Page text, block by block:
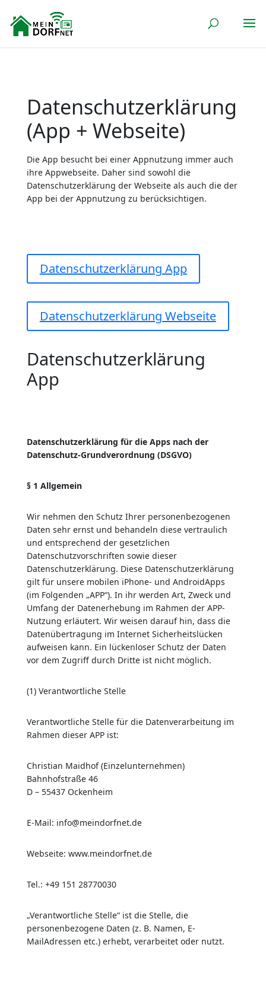
Datenschutzerklärung
(App + Webseite)
Die App besucht bei einer Appnutzung immer auch
ihre Appwebseite. Daher sind sowohl die
Datenschutzerklärung der Webseite als auch die der
App bei der Appnutzung zu berücksichtigen.
Datenschutzerklärung App
Datenschutzerklärung Webseite
Datenschutzerklärung
App
Datenschutzerklärung für die Apps nach der
Datenschutz-Grundverordnung (DSGVO)
§ 1 Allgemein
Wir nehmen den Schutz Ihrer personenbezogenen
Daten sehr ernst und behandeln diese vertraulich
und entsprechend der gesetzlichen
Datenschutzvorschriften sowie dieser
Datenschutzerklärung. Diese Datenschutzerklärung
gilt für unsere mobilen iPhone- und AndroidApps
(im Folgenden „APP“). In ihr werden Art, Zweck und
Umfang der Datenerhebung im Rahmen der APP-
Nutzung erläutert. Wir weisen darauf hin, dass die
Datenübertragung im Internet Sicherheitslücken
aufweisen kann. Ein lückenloser Schutz der Daten
vor dem Zugriff durch Dritte ist nicht möglich.
(1) Verantwortliche Stelle
Verantwortliche Stelle für die Datenverarbeitung im
Rahmen dieser APP ist:
Christian Maidhof (Einzelunternehmen)
Bahnhofstraße 46
D – 55437 Ockenheim
E-Mail: info@meindorfnet.de
Webseite: www.meindorfnet.de
Tel.: +49 151 28770030
„Verantwortliche Stelle“ ist die Stelle, die
personenbezogene Daten (z. B. Namen, E-
MailAdressen etc.) erhebt, verarbeitet oder nutzt.